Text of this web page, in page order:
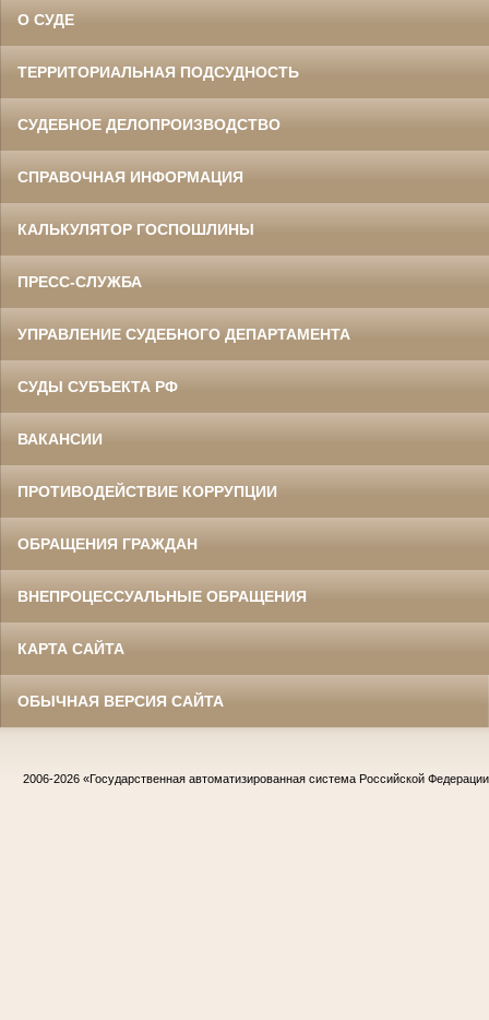
О СУДЕ
ТЕРРИТОРИАЛЬНАЯ ПОДСУДНОСТЬ
СУДЕБНОЕ ДЕЛОПРОИЗВОДСТВО
СПРАВОЧНАЯ ИНФОРМАЦИЯ
КАЛЬКУЛЯТОР ГОСПОШЛИНЫ
ПРЕСС-СЛУЖБА
УПРАВЛЕНИЕ СУДЕБНОГО ДЕПАРТАМЕНТА
СУДЫ СУБЪЕКТА РФ
ВАКАНСИИ
ПРОТИВОДЕЙСТВИЕ КОРРУПЦИИ
ОБРАЩЕНИЯ ГРАЖДАН
ВНЕПРОЦЕССУАЛЬНЫЕ ОБРАЩЕНИЯ
КАРТА САЙТА
ОБЫЧНАЯ ВЕРСИЯ САЙТА
2006-2026 «Государственная автоматизированная система Российской